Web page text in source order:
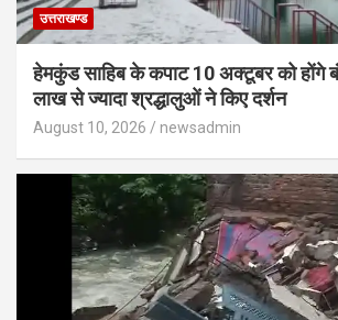
उत्तराखण्ड
हेमकुंड साहिब के कपाट 10 अक्टूबर को
लाख से ज्यादा श्रद्धालुओं ने किए दर्शन
August 10, 2026 newsadmin